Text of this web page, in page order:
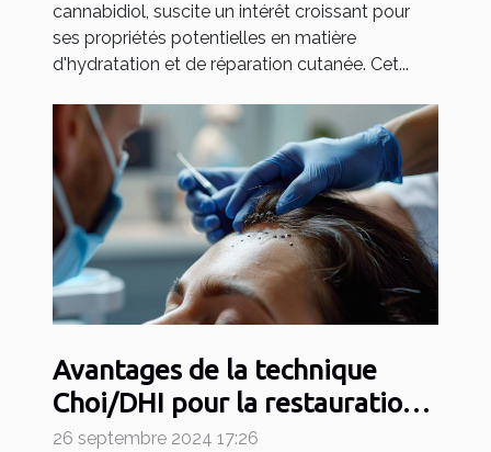
cannabidiol, suscite un intérêt croissant pour
ses propriétés potentielles en matière
d'hydratation et de réparation cutanée. Cet...
Avantages de la technique
Choi/DHI pour la restauration
capillaire
26 septembre 2024 17:26